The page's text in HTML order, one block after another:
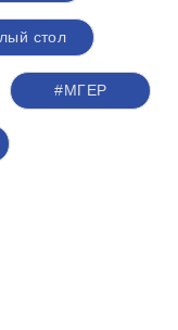
стол
#‎МГЕР‬